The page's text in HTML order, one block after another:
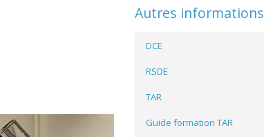
Autres informations
DCE
RSDE
TAR
Guide formation TAR